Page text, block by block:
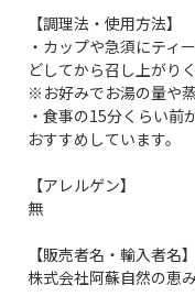
【調理法・使用方法】
・カップや急須にティ
どしてから召し上がり
※お好みでお湯の量や
・食事の15分くらい前
おすすめしています。
【アレルゲン】
無
【販売者名・輸入者名】
株式会社阿蘇自然の恵